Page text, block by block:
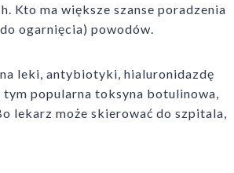
Kto ma większe szanse poradzenia
ogarnięcia) powodów.
leki, antybiotyki, hialuronidazdę
popularna toksyna botulinowa,
lekarz może skierować do szpitala,